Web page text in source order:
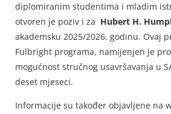
diplomiranim studentima i mladim
otvoren je poziv i za Hubert H.
akademsku 2025/2026. godinu. Ovaj
Fulbright programa, namijenjen je
mogućnost stručnog usavršavanja u
deset mjeseci.
Informacije su također objavljene na